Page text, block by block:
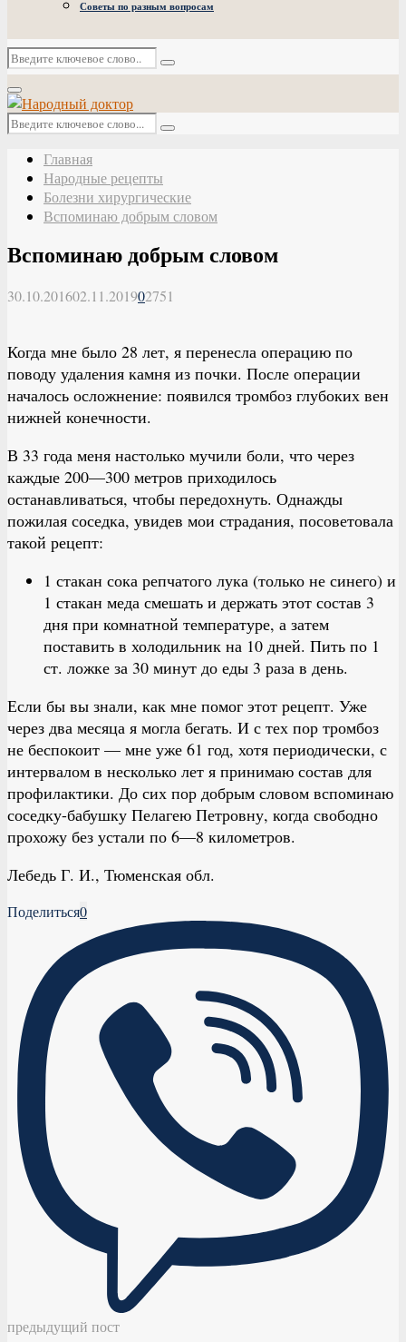
Советы по разным вопросам
Искать:
Поиск
Основное
меню
Искать:
Поиск
Главная
Народные рецепты
Болезни хирургические
Вспоминаю добрым словом
Вспоминаю добрым словом
30.10.201602.11.201902751
Когда мне было 28 лет, я перенесла операцию по
поводу удаления камня из почки. После операции
началось осложнение: появился тромбоз глубоких вен
нижней конечности.
В 33 года меня настолько мучили боли, что через
каждые 200—300 метров приходилось
останавливаться, чтобы передохнуть. Однажды
пожилая соседка, увидев мои страдания, посоветовала
такой рецепт:
1 стакан сока репчатого лука (только не синего) и
1 стакан меда смешать и держать этот состав 3
дня при комнатной температуре, а затем
поставить в холодильник на 10 дней. Пить по 1
ст. ложке за 30 минут до еды 3 раза в день.
Если бы вы знали, как мне помог этот рецепт. Уже
через два месяца я могла бегать. И с тех пор тромбоз
не беспокоит — мне уже 61 год, хотя периодически, с
интервалом в несколько лет я принимаю состав для
профилактики. До сих пор добрым словом вспоминаю
соседку-бабушку Пелагею Петровну, когда свободно
прохожу без устали по 6—8 километров.
Лебедь Г. И., Тюменская обл.
Поделиться0
предыдущий пост